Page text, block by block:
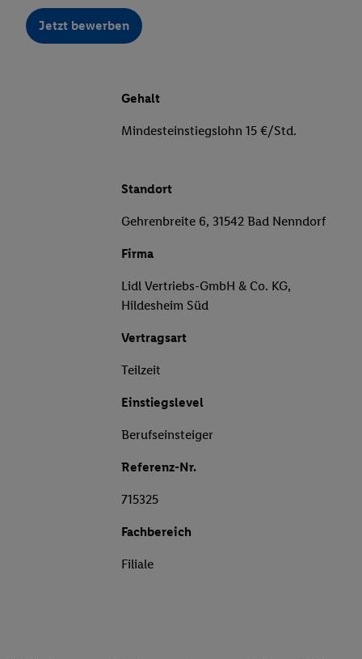
Jetzt bewerben
Gehalt
Mindesteinstiegslohn 15 €/Std.
Standort
Gehrenbreite 6, 31542 Bad Nenndorf
Firma
Lidl Vertriebs-GmbH & Co. KG,
Hildesheim Süd
Vertragsart
Teilzeit
Einstiegslevel
Berufseinsteiger
Referenz-Nr.
715325
Fachbereich
Filiale